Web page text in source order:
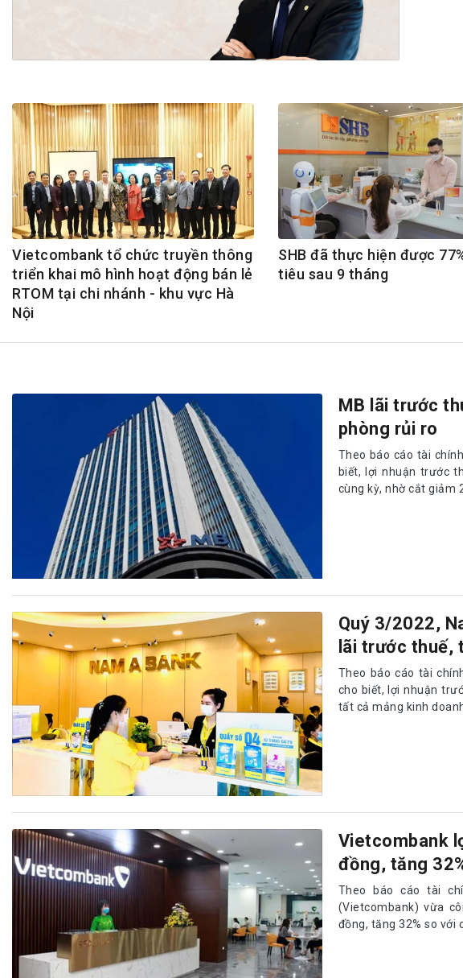
Đấu giá tài sản
Thanh toán –Thẻ
Cơ hội việc làm
GÓP Ý CHÍNH SÁCH
Dự thảo luật
Tư vấn – Hỏi đáp
Tra cứu văn bản
ĐẤU GIÁ TÀI SẢN
Vietcombank tổ chức truyền thông
triển khai mô hình hoạt động bán lẻ
RTOM tại chi nhánh - khu vực Hà
Nội
SHB đã thực hiện được
tiêu sau 9 tháng
MB lãi trước
phòng rủi ro
Theo báo cáo tài
biết, lợi nhuận trước
cùng kỳ, nhờ cắt giảm
Quý 3/2022,
lãi trước thuế,
Theo báo cáo tài
cho biết, lợi nhuận
tất cả mảng kinh
Vietcombank
đồng, tăng
Theo báo cáo tài
(Vietcombank) vừa
đồng, tăng 32% so với